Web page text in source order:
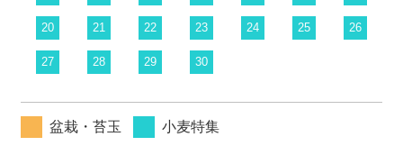
20 21 22 23 24 25 26
27 28 29 30
盆栽・苔玉 小麦特集